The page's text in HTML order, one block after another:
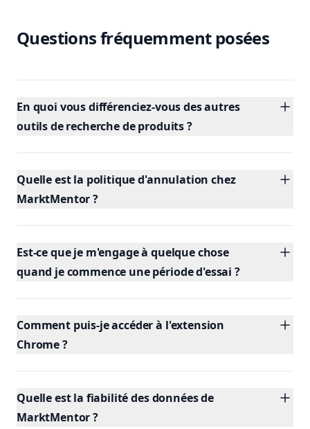
Questions fréquemment posées
En quoi vous différenciez-vous des autres
outils de recherche de produits ?
Quelle est la politique d'annulation chez
MarktMentor ?
Est-ce que je m'engage à quelque chose
quand je commence une période d'essai ?
Comment puis-je accéder à l'extension
Chrome ?
Quelle est la fiabilité des données de
MarktMentor ?